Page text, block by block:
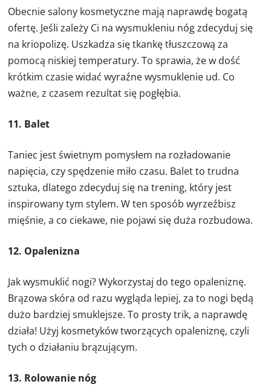
Obecnie salony kosmetyczne mają naprawdę bogatą
ofertę. Jeśli zależy Ci na wysmukleniu nóg zdecyduj się
na kriopolizę. Uszkadza się tkankę tłuszczową za
pomocą niskiej temperatury. To sprawia, że w dość
krótkim czasie widać wyraźne wysmuklenie ud. Co
ważne, z czasem rezultat się pogłębia.
11. Balet
Taniec jest świetnym pomysłem na rozładowanie
napięcia, czy spędzenie miło czasu. Balet to trudna
sztuka, dlatego zdecyduj się na trening, który jest
inspirowany tym stylem. W ten sposób wyrzeźbisz
mięśnie, a co ciekawe, nie pojawi się duża rozbudowa.
12. Opalenizna
Jak wysmuklić nogi? Wykorzystaj do tego opaleniznę.
Brązowa skóra od razu wygląda lepiej, za to nogi będą
dużo bardziej smuklejsze. To prosty trik, a naprawdę
działa! Użyj kosmetyków tworzących opaleniznę, czyli
tych o działaniu brązującym.
13. Rolowanie nóg